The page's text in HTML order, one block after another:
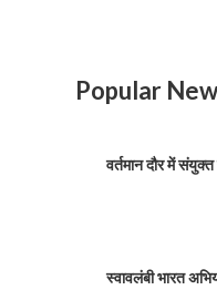
Popular
वर्तमान दौर में
स्वावलंबी भारत